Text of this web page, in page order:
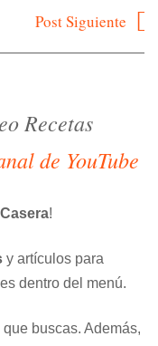
Post Siguiente
Recetas
de YouTube
!
y artículos para
dentro del menú.
buscas. Además,